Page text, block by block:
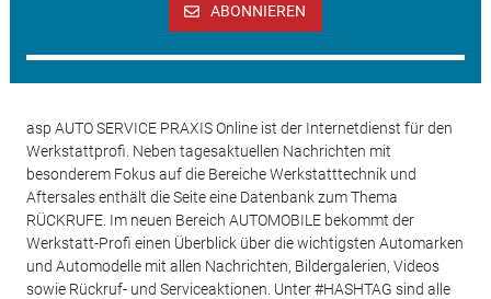
ABONNIEREN
asp AUTO SERVICE PRAXIS Online ist der Internetdienst für den
Werkstattprofi. Neben tagesaktuellen Nachrichten mit
besonderem Fokus auf die Bereiche Werkstatttechnik und
Aftersales enthält die Seite eine Datenbank zum Thema
RÜCKRUFE. Im neuen Bereich AUTOMOBILE bekommt der
Werkstatt-Profi einen Überblick über die wichtigsten Automarken
und Automodelle mit allen Nachrichten, Bildergalerien, Videos
sowie Rückruf- und Serviceaktionen. Unter #HASHTAG sind alle